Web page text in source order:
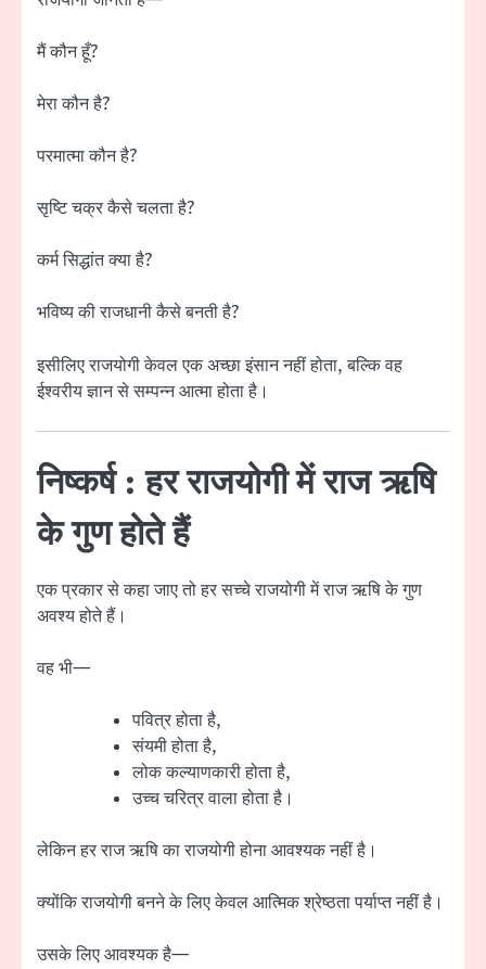
मैं कौन हूँ?
मेरा कौन है?
परमात्मा कौन है?
सृष्टि चक्र कैसे चलता है?
कर्म सिद्धांत क्या है?
भविष्य की राजधानी कैसे बनती है?
इसीलिए राजयोगी केवल एक अच्छा इंसान नहीं होता, बल्कि वह
ईश्वरीय ज्ञान से सम्पन्न आत्मा होता है।
निष्कर्ष : हर राजयोगी में राज ऋषि
के गुण होते हैं
एक प्रकार से कहा जाए तो हर सच्चे राजयोगी में राज ऋषि के गुण
अवश्य होते हैं।
वह भी—
पवित्र होता है,
संयमी होता है,
लोक कल्याणकारी होता है,
उच्च चरित्र वाला होता है।
लेकिन हर राज ऋषि का राजयोगी होना आवश्यक नहीं है।
क्योंकि राजयोगी बनने के लिए केवल आत्मिक श्रेष्ठता पर्याप्त नहीं है।
उसके लिए आवश्यक है—